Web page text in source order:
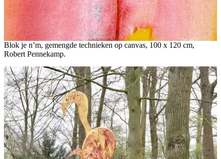
Blok je n’m, gemengde technieken op canvas, 100 x 120 cm,
Robert Pennekamp.